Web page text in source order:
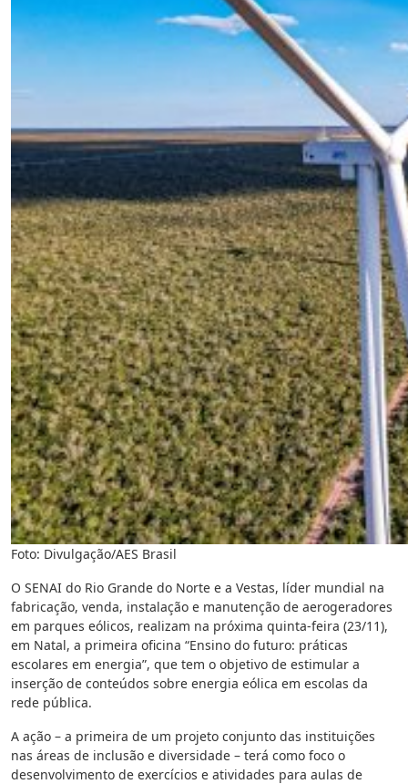
Foto: Divulgação/AES Brasil
O SENAI do Rio Grande do Norte e a Vestas, líder mundial na
fabricação, venda, instalação e manutenção de aerogeradores
em parques eólicos, realizam na próxima quinta-feira (23/11),
em Natal, a primeira oficina “Ensino do futuro: práticas
escolares em energia”, que tem o objetivo de estimular a
inserção de conteúdos sobre energia eólica em escolas da
rede pública.
A ação – a primeira de um projeto conjunto das instituições
nas áreas de inclusão e diversidade – terá como foco o
desenvolvimento de exercícios e atividades para aulas de